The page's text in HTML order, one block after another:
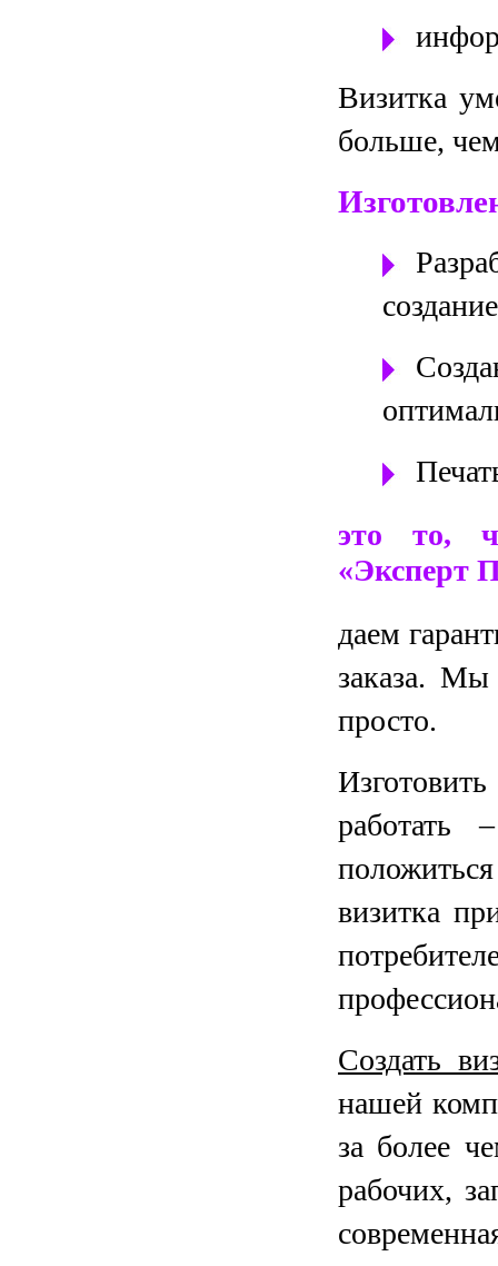
Визитка
больше,
это то,
«Эксперт
даем
заказа.
просто.
визитка
Создать
нашей
за более
рабочих,